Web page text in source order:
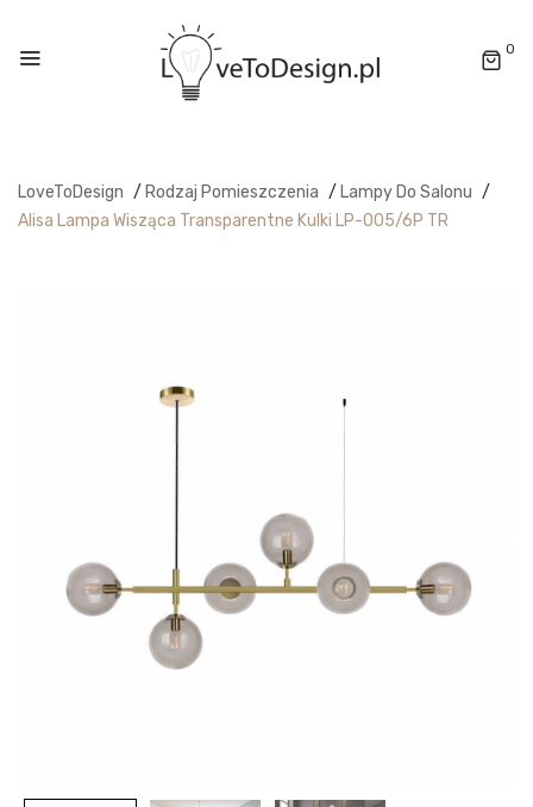
0
LoveToDesign / Rodzaj Pomieszczenia / Lampy Do Salonu /
Alisa Lampa Wisząca Transparentne Kulki LP-005/6P TR